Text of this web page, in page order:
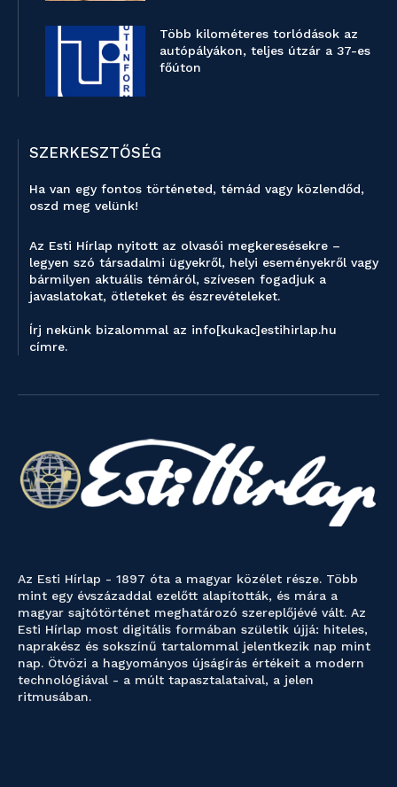
Több kilométeres torlódások az
autópályákon, teljes útzár a 37-es
főúton
SZERKESZTŐSÉG
Ha van egy fontos történeted, témád vagy közlendőd,
oszd meg velünk!
Az Esti Hírlap nyitott az olvasói megkeresésekre –
legyen szó társadalmi ügyekről, helyi eseményekről vagy
bármilyen aktuális témáról, szívesen fogadjuk a
javaslatokat, ötleteket és észrevételeket.
Írj nekünk bizalommal az info[kukac]estihirlap.hu
címre.
Az Esti Hírlap - 1897 óta a magyar közélet része. Több
mint egy évszázaddal ezelőtt alapították, és mára a
magyar sajtótörténet meghatározó szereplőjévé vált. Az
Esti Hírlap most digitális formában születik újjá: hiteles,
naprakész és sokszínű tartalommal jelentkezik nap mint
nap. Ötvözi a hagyományos újságírás értékeit a modern
technológiával - a múlt tapasztalataival, a jelen
ritmusában.